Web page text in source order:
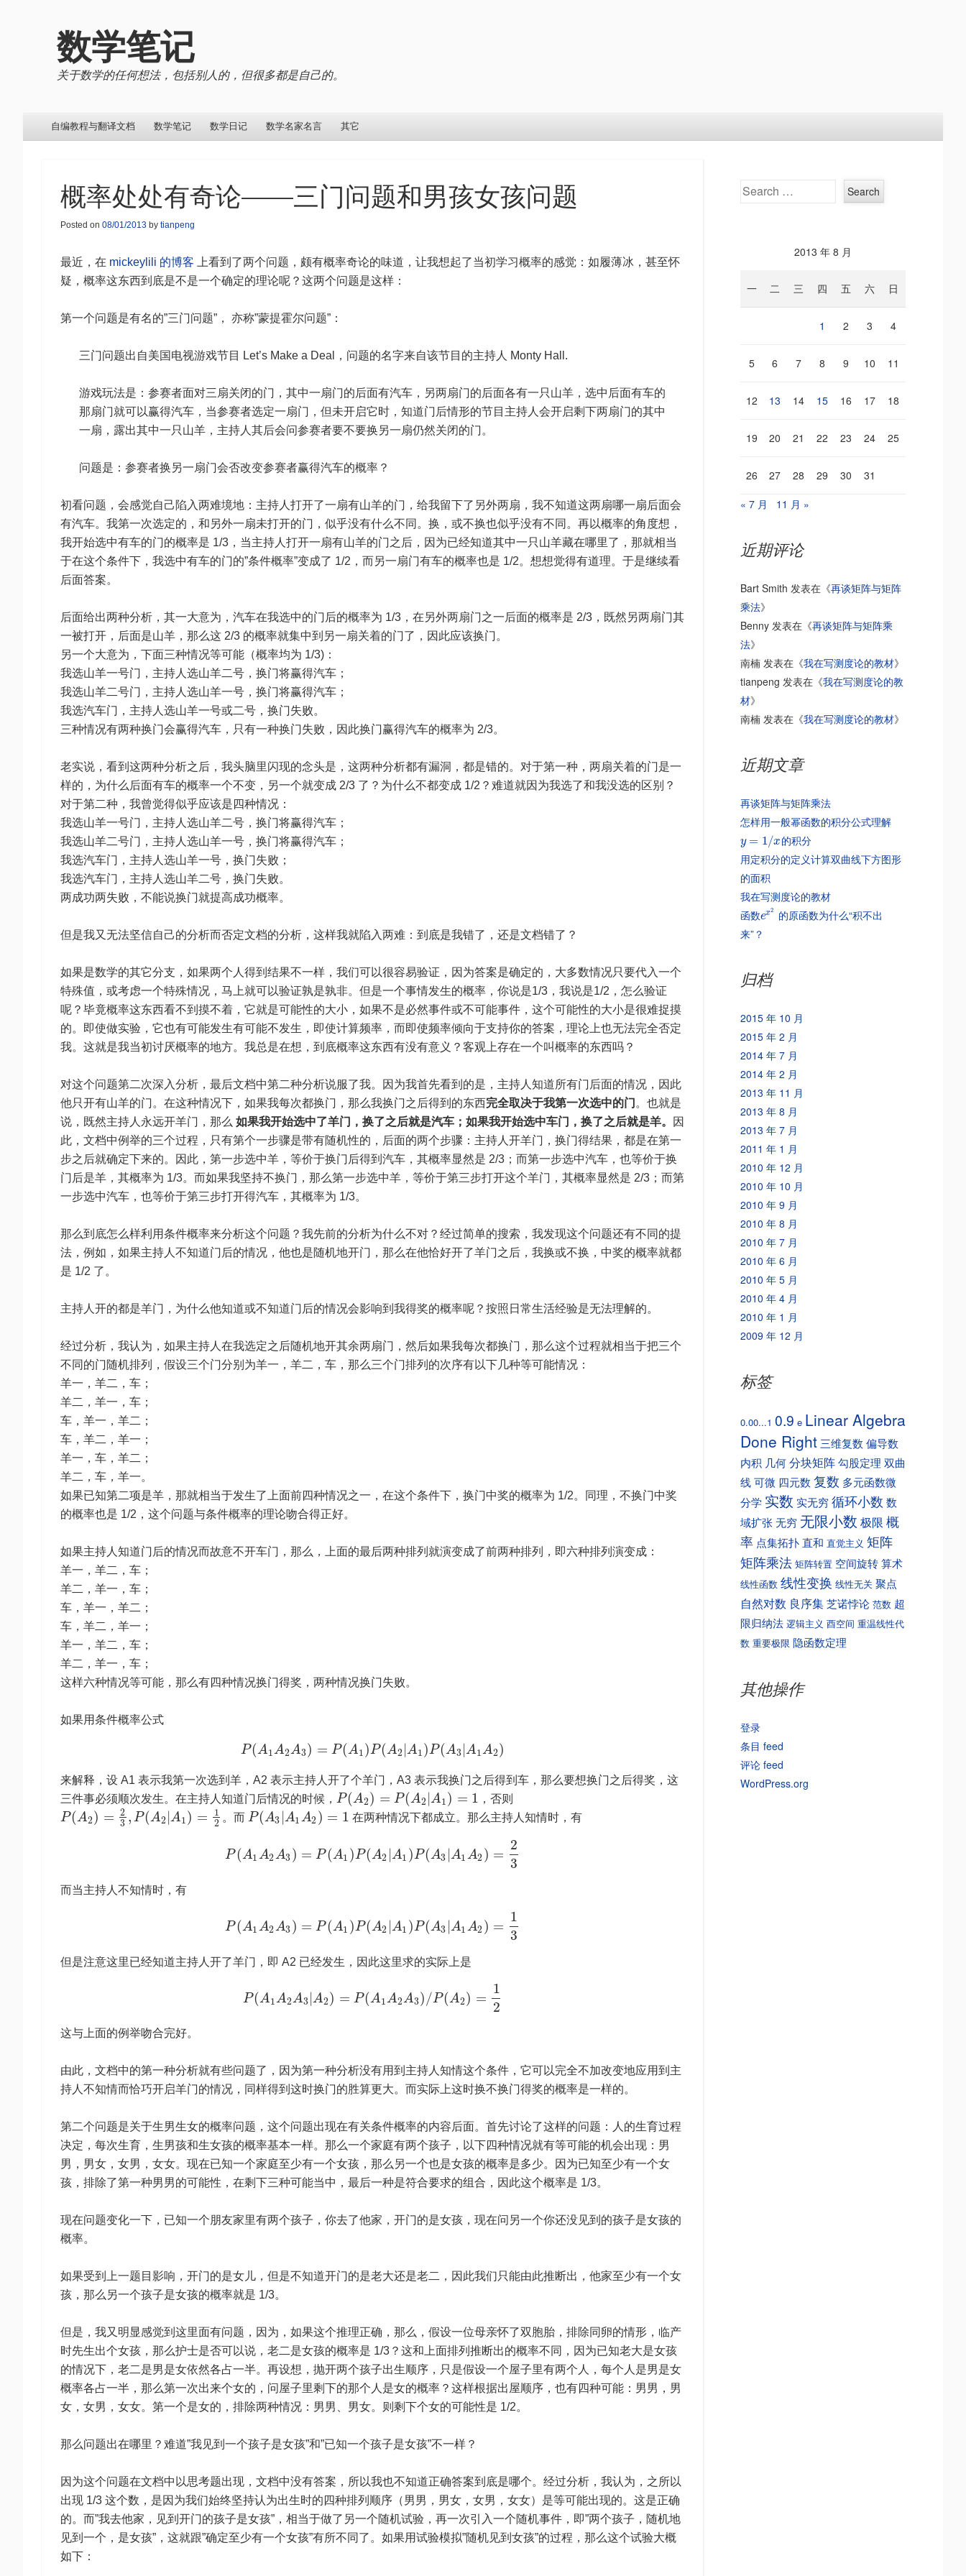
数学笔记
关于数学的任何想法，包括别人的，但很多都是自己的。
Menu
Skip to content
自编教程与翻译文档 数学笔记 数学日记 数学名家名言 其它
概率处处有奇论——三门问题和男孩女孩问题
Posted on 08/01/2013 by tianpeng
最近，在 mickeylili 的博客 上看到了两个问题，颇有概率奇论的味道，让我想起了当初学习概率的感觉：如履薄冰，甚至怀
疑，概率这东西到底是不是一个确定的理论呢？这两个问题是这样：
第一个问题是有名的”三门问题”， 亦称”蒙提霍尔问题”：
三门问题出自美国电视游戏节目 Let’s Make a Deal，问题的名字来自该节目的主持人 Monty Hall.
游戏玩法是：参赛者面对三扇关闭的门，其中一扇门的后面有汽车，另两扇门的后面各有一只山羊，选中后面有车的
那扇门就可以赢得汽车，当参赛者选定一扇门，但未开启它时，知道门后情形的节目主持人会开启剩下两扇门的其中
一扇，露出其中一只山羊，主持人其后会问参赛者要不要换另一扇仍然关闭的门。
问题是：参赛者换另一扇门会否改变参赛者赢得汽车的概率？
初看问题，会感觉自己陷入两难境地：主持人打开了一扇有山羊的门，给我留下了另外两扇，我不知道这两扇哪一扇后面会
有汽车。我第一次选定的，和另外一扇未打开的门，似乎没有什么不同。换，或不换也似乎没有不同。再以概率的角度想，
我开始选中有车的门的概率是 1/3，当主持人打开一扇有山羊的门之后，因为已经知道其中一只山羊藏在哪里了，那就相当
于在这个条件下，我选中有车的门的”条件概率”变成了 1/2，而另一扇门有车的概率也是 1/2。想想觉得有道理。于是继续看
后面答案。
后面给出两种分析，其一大意为，汽车在我选中的门后的概率为 1/3，在另外两扇门之一后面的概率是 2/3，既然另两扇门其
一被打开，后面是山羊，那么这 2/3 的概率就集中到另一扇关着的门了，因此应该换门。
另一个大意为，下面三种情况等可能（概率均为 1/3)：
我选山羊一号门，主持人选山羊二号，换门将赢得汽车；
我选山羊二号门，主持人选山羊一号，换门将赢得汽车；
我选汽车门，主持人选山羊一号或二号，换门失败。
三种情况有两种换门会赢得汽车，只有一种换门失败，因此换门赢得汽车的概率为 2/3。
老实说，看到这两种分析之后，我头脑里闪现的念头是，这两种分析都有漏洞，都是错的。对于第一种，两扇关着的门是一
样的，为什么后面有车的概率一个不变，另一个就变成 2/3 了？为什么不都变成 1/2？难道就因为我选了和我没选的区别？
对于第二种，我曾觉得似乎应该是四种情况：
我选山羊一号门，主持人选山羊二号，换门将赢得汽车；
我选山羊二号门，主持人选山羊一号，换门将赢得汽车；
我选汽车门，主持人选山羊一号，换门失败；
我选汽车门，主持人选山羊二号，换门失败。
两成功两失败，不能说换门就提高成功概率。
但是我又无法坚信自己的分析而否定文档的分析，这样我就陷入两难：到底是我错了，还是文档错了？
如果是数学的其它分支，如果两个人得到结果不一样，我们可以很容易验证，因为答案是确定的，大多数情况只要代入一个
特殊值，或考虑一个特殊情况，马上就可以验证孰是孰非。但是一个事情发生的概率，你说是1/3，我说是1/2，怎么验证
呢？毕竟概率这东西看不到摸不着，它就是可能性的大小，如果不是必然事件或不可能事件，这个可能性的大小是很难捉摸
的。即使做实验，它也有可能发生有可能不发生，即使计算频率，而即使频率倾向于支持你的答案，理论上也无法完全否定
我。这就是我当初讨厌概率的地方。我总是在想，到底概率这东西有没有意义？客观上存在一个叫概率的东西吗？
对这个问题第二次深入分析，最后文档中第二种分析说服了我。因为我首先看到的是，主持人知道所有门后面的情况，因此
他只开有山羊的门。在这种情况下，如果我每次都换门，那么我换门之后得到的东西完全取决于我第一次选中的门 。也就是
说，既然主持人永远开羊门，那么 如果我开始选中了羊门，换了之后就是汽车；如果我开始选中车门，换了之后就是羊。
因
此，文档中例举的三个过程，只有第个一步骤是带有随机性的，后面的两个步骤：主持人开羊门，换门得结果，都是在第一
步之后就确定下来的。因此，第一步选中羊，等价于换门后得到汽车，其概率显然是 2/3；而第一步选中汽车，也等价于换
门后是羊，其概率为 1/3。而如果我坚持不换门，那么第一步选中羊，等价于第三步打开这个羊门，其概率显然是 2/3；而第
一步选中汽车，也等价于第三步打开得汽车，其概率为 1/3。
那么到底怎么样利用条件概率来分析这个问题？我先前的分析为什么不对？经过简单的搜索，我发现这个问题还有不同的提
法，例如，如果主持人不知道门后的情况，他也是随机地开门，那么在他恰好开了羊门之后，我换或不换，中奖的概率就都
是 1/2 了。
主持人开的都是羊门，为什么他知道或不知道门后的情况会影响到我得奖的概率呢？按照日常生活经验是无法理解的。
经过分析，我认为，如果主持人在我选定之后随机地开其余两扇门，然后如果我每次都换门，那么这个过程就相当于把三个
不同的门随机排列，假设三个门分别为羊一，羊二，车，那么三个门排列的次序有以下几种等可能情况：
羊一，羊二，车；
羊二，羊一，车；
车，羊一，羊二；
车，羊二，羊一；
羊一，车，羊二；
羊二，车，羊一。
如果已知第二项是羊，那就相当于发生了上面前四种情况之一，在这个条件下，换门中奖的概率为 1/2。同理，不换门中奖
的概率也是 1/2，这个问题与条件概率的理论吻合得正好。
如果主持人知道门后的情况而故意不开车门，那么，上面的最后两种排列就演变成了前两种排列，即六种排列演变成：
羊一，羊二，车；
羊二，羊一，车；
车，羊一，羊二；
车，羊二，羊一；
羊一，羊二，车；
羊二，羊一，车；
这样六种情况等可能，那么有四种情况换门得奖，两种情况换门失败。
如果用条件概率公式
P(A1A2A3) = P(A1)P(A2 |A1)P(A3|A1A2)
来解释，设 A1 表示我第一次选到羊，A2 表示主持人开了个羊门，A3 表示我换门之后得到车，那么要想换门之后得奖，这
三件事必须顺次发生。在主持人知道门后情况的时候， P(A2) = P(A2 |A1) = 1 ，否则
P(A2) = 2
3 , P(A2 |A1) =
1
2
。而 P(A3 |A1A2 ) = 1 在两种情况下都成立。那么主持人知情时，有
P(A1A2A3) = P(A1 )P(A2 |A1 )P(A3 |A1A2 ) =
2
3
而当主持人不知情时，有
P(A1A2A3) = P(A1 )P(A2 |A1 )P(A3 |A1A2 ) =
1
3
但是注意这里已经知道主持人开了羊门，即 A2 已经发生，因此这里求的实际上是
P(A1A2A3 |A2) = P(A1A2A3)/P(A2) =
1
2
这与上面的例举吻合完好。
由此，文档中的第一种分析就有些问题了，因为第一种分析没有用到主持人知情这个条件，它可以完全不加改变地应用到主
持人不知情而恰巧开启羊门的情况，同样得到这时换门的胜算更大。而实际上这时换不换门得奖的概率是一样的。
第二个问题是关于生男生女的概率问题，这个问题出现在有关条件概率的内容后面。首先讨论了这样的问题：人的生育过程
决定，每次生育，生男孩和生女孩的概率基本一样。那么一个家庭有两个孩子，以下四种情况就有等可能的机会出现：男
男，男女，女男，女女。现在已知一个家庭至少有一个女孩，那么另一个也是女孩的概率是多少。因为已知至少有一个女
孩，排除了第一种男男的可能性，在剩下三种可能当中，最后一种是符合要求的组合，因此这个概率是 1/3。
现在问题变化一下，已知一个朋友家里有两个孩子，你去了他家，开门的是女孩，现在问另一个你还没见到的孩子是女孩的
概率。
如果受到上一题目影响，开门的是女儿，但是不知道开门的是老大还是老二，因此我们只能由此推断出，他家至少有一个女
孩，那么另一个孩子是女孩的概率就是 1/3。
但是，我又明显感觉到这里面有问题，因为，如果这个推理正确，那么，假设一位母亲怀了双胞胎，排除同卵的情形，临产
时先生出个女孩，那么护士是否可以说，老二是女孩的概率是 1/3？这和上面排列推断出的概率不同，因为已知老大是女孩
的情况下，老二是男是女依然各占一半。再设想，抛开两个孩子出生顺序，只是假设一个屋子里有两个人，每个人是男是女
概率各占一半，那么第一次出来个女的，问屋子里剩下的那个人是女的概率？这样根据出屋顺序，也有四种可能：男男，男
女，女男，女女。第一个是女的，排除两种情况：男男、男女。则剩下个女的可能性是 1/2。
那么问题出在哪里？难道”我见到一个孩子是女孩”和”已知一个孩子是女孩”不一样？
因为这个问题在文档中以思考题出现，文档中没有答案，所以我也不知道正确答案到底是哪个。经过分析，我认为，之所以
出现 1/3 这个数，是因为我们始终坚持认为出生时的四种排列顺序（男男，男女，女男，女女）是等可能出现的。这是正确
的。而”我去他家，见到开门的孩子是女孩”，相当于做了另一个随机试验，再一次引入一个随机事件，即”两个孩子，随机地
见到一个，是女孩”，这就跟”确定至少有一个女孩”有所不同了。如果用试验模拟”随机见到女孩”的过程，那么这个试验大概
如下：
Search
2013 年 8 月
一 二 三 四 五 六 日
1 2 3 4
5 6 7 8 9 10 11
12 13 14 15 16 17 18
19 20 21 22 23 24 25
26 27 28 29 30
31
« 7 月
11 月 »
近期评论
Bart Smith 发表在《再谈矩阵与矩阵
乘法》
Benny发表在《再谈矩阵与矩阵乘
法》
南楠发表在《我在写测度论的教材》
tianpeng 发表在《我在写测度论的教
材》
南楠发表在《我在写测度论的教材》
近期文章
再谈矩阵与矩阵乘法
怎样用一般幂函数的积分公式理解
y = 1/x的积分
用定积分的定义计算双曲线下方图形
的面积
我在写测度论的教材
函数ex2
的原函数为什么“积不出
来”？
归档
2015 年 10 月
2015 年 2 月
2014 年 7 月
2014 年 2 月
2013 年 11 月
2013 年 8 月
2013 年 7 月
2011 年 1 月
2010 年 12 月
2010 年 10 月
2010 年 9 月
2010 年 8 月
2010 年 7 月
2010 年 6 月
2010 年 5 月
2010 年 4 月
2010 年 1 月
2009 年 12 月
标签
0.00...1 0.9 e Linear Algebra
Done Right 三维复数 偏导数
内积 几何 分块矩阵 勾股定理 双曲
线 可微 四元数 复数 多元函数微
分学 实数 实无穷 循环小数 数
域扩张 无穷 无限小数 极限 概
率 点集拓扑 直和 直觉主义 矩阵
矩阵乘法 矩阵转置 空间旋转 算术
线性函数 线性变换 线性无关 聚点
自然对数 良序集 芝诺悖论 范数 超
限归纳法 逻辑主义 酉空间 重温线性代
数 重要极限 隐函数定理
其他操作
登录
条目 feed
评论 feed
WordPress.org